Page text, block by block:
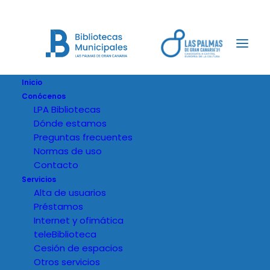
Inicio
Conócenos
LPA Bibliotecas
Dónde estamos
Preguntas frecuentes
Normas de uso
Contacto
Servicios
Alta de usuarios
Préstamos
Internet y ofimática
teleBiblioteca
Cesión de espacios
Otros servicios